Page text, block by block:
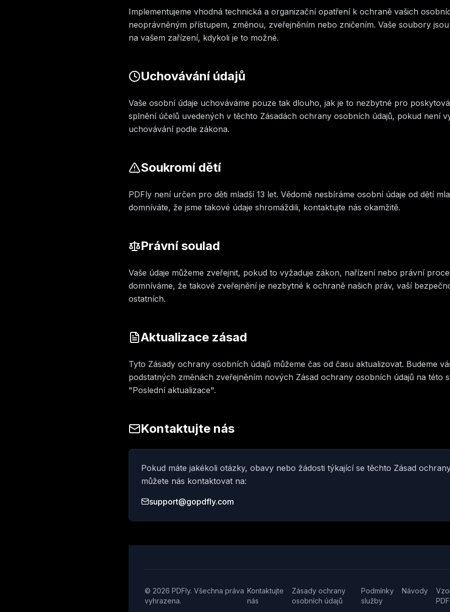
Implementujeme vhodná technická a organizační opatření k ochraně vašich
neoprávněným přístupem, změnou, zveřejněním nebo zničením. Vaše soubory
na vašem zařízení, kdykoli je to možné.
Uchovávání údajů
Vaše osobní údaje uchováváme pouze tak dlouho, jak je to nezbytné pro
splnění účelů uvedených v těchto Zásadách ochrany osobních údajů, pokud není
uchovávání podle zákona.
Soukromí dětí
PDFly není určen pro děti mladší 13 let. Vědomě nesbíráme osobní údaje od dětí
domníváte, že jsme takové údaje shromáždili, kontaktujte nás okamžitě.
Právní soulad
Vaše údaje můžeme zveřejnit, pokud to vyžaduje zákon, nařízení nebo právní
domníváme, že takové zveřejnění je nezbytné k ochraně našich práv, vaší
ostatních.
Aktualizace zásad
Tyto Zásady ochrany osobních údajů můžeme čas od času aktualizovat. Budeme
podstatných změnách zveřejněním nových Zásad ochrany osobních údajů na této
"Poslední aktualizace".
Kontaktujte nás
Pokud máte jakékoli otázky, obavy nebo žádosti týkající se těchto Zásad
můžete nás kontaktovat na:
support@gopdfly.com
© 2026 PDFly. Všechna práva
vyhrazena.
Kontaktujte
nás
Zásady ochrany
osobních údajů
Podmínky
služby
Návody
PDF